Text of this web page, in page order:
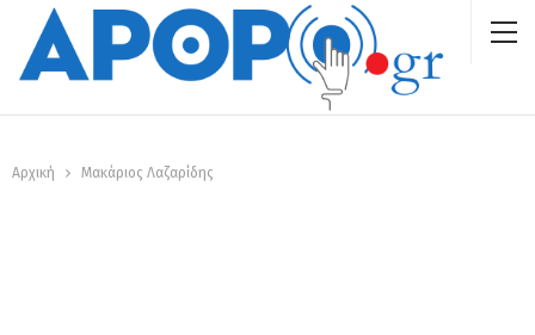
Αρχική Μακάριος Λαζαρίδης